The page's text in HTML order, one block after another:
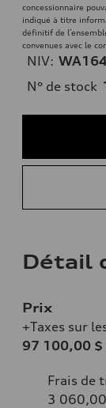
concessionnaire
indiqué à titre
définitif de
convenues avec le
NIV:
N° de stock
Détail
Prix
+Taxes sur
97 100,00 $
Frais de
3